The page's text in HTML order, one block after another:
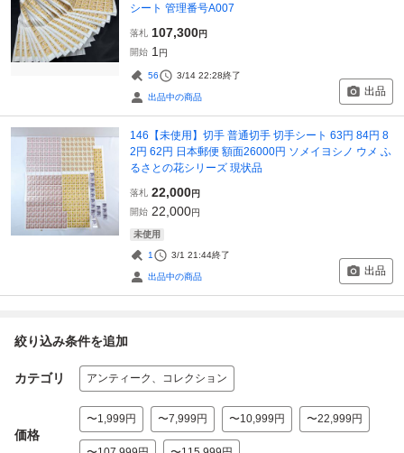
シート 管理番号A007
落札 107,300円
開始 1 円
56 3/14 22:28終了
出品中の商品 出品
146【未使用】切手 普通切手 切手シート 63円 84円 8
2円 62円 日本郵便 額面26000円 ソメイヨシノ ウメ ふ
るさとの花シリーズ 現状品
落札 22,000円
開始 22,000円
未使用
1 3/1 21:44終了
出品中の商品 出品
絞り込み条件を追加
カテゴリ アンティーク、コレクション
価格
〜1,999円 〜7,999円 〜10,999円 〜22,999円